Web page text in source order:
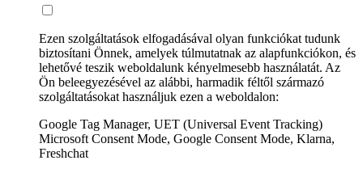
Ezen szolgáltatások elfogadásával olyan funkciókat tudunk
biztosítani Önnek, amelyek túlmutatnak az alapfunkciókon, és
lehetővé teszik weboldalunk kényelmesebb használatát. Az
Ön beleegyezésével az alábbi, harmadik féltől származó
szolgáltatásokat használjuk ezen a weboldalon:
Google Tag Manager, UET (Universal Event Tracking)
Microsoft Consent Mode, Google Consent Mode, Klarna,
Freshchat